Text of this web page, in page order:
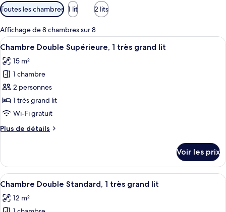
Filtres
disponibles
pour
les
chambres
Toutes les chambres 1 lit 2 lits
Affichage de 8 chambres sur 8
Afficher
toutes
les
photos
pour
ce
type
chambre :
Supérieure,
1
très
grand
Une chambre d’hôtel comprenant
8
Chambre Double Supérieure, 1 très grand lit
15 m²
1 chambre
2 personnes
1 très grand lit
Wi-Fi gratuit
Plus de détails
Plus
le
type
de
Chambre
Double
Voir les prix
Afficher
toutes
les
Une chambre d’hôtel moderne
10
Chambre Double Standard, 1 très grand lit
12 m²